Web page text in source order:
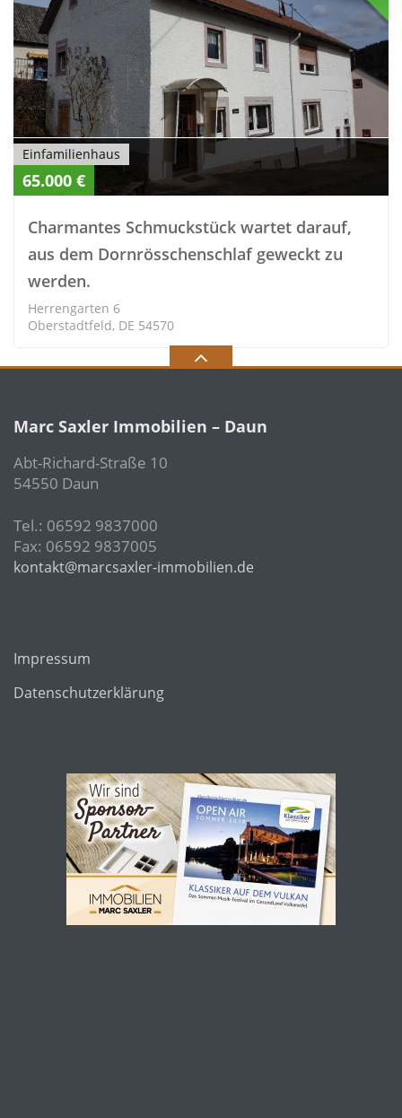
Einfamilienhaus
65.000 €
Charmantes Schmuckstück wartet darauf,
aus dem Dornrösschenschlaf geweckt zu
werden.
Herrengarten 6
Oberstadtfeld, DE 54570
Marc Saxler Immobilien – Daun
Abt-Richard-Straße 10
54550 Daun
Tel.: 06592 9837000
Fax: 06592 9837005
kontakt@marcsaxler-immobilien.de
Impressum
Datenschutzerklärung